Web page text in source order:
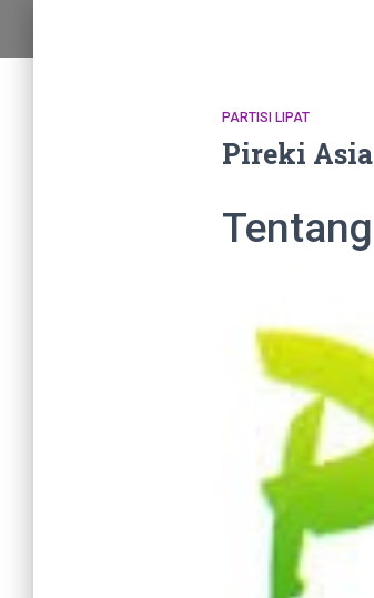
PARTISI LIPAT
Pireki Asia
Tentang